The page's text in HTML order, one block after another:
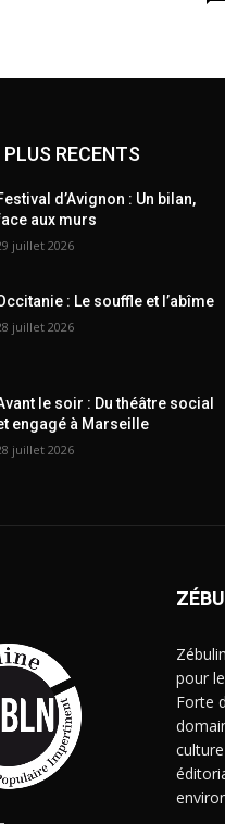
RECENTS
d’Avignon : Un bilan,
aux murs
juillet 2026
: Le souffle et l’abîme
juillet 2026
le soir : Du théâtre social
engagé à Marseille
juillet 2026
pour
Forte